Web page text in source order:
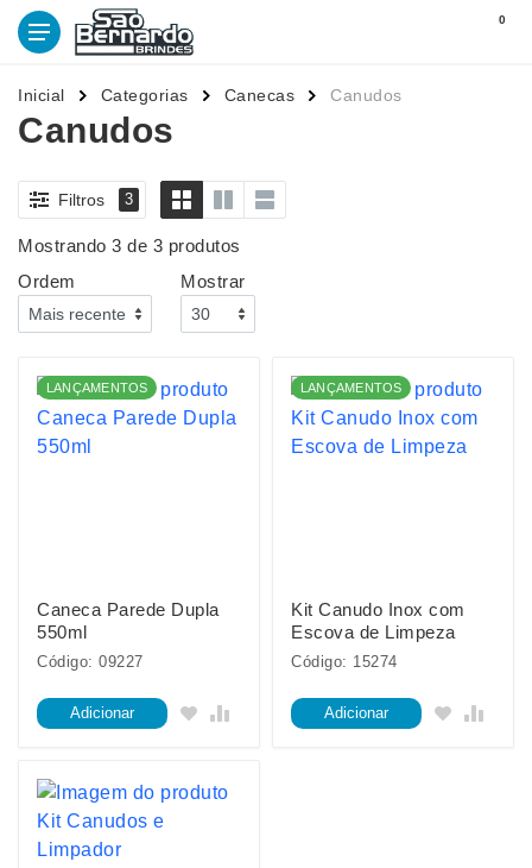
0
Inicial Categorias Canecas Canudos
Canudos
Filtros 3
Mostrando 3 de 3 produtos
Ordem
Mostrar
LANÇAMENTOS
Caneca Parede Dupla
550ml
Código: 09227
Adicionar
LANÇAMENTOS
Kit Canudo Inox com
Escova de Limpeza
Código: 15274
Adicionar